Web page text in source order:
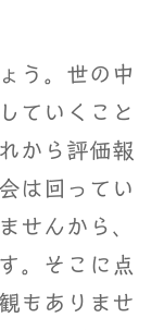
う。世の中
ていくこと
から評価報
は回ってい
せんから、
。そこに点
もありませ